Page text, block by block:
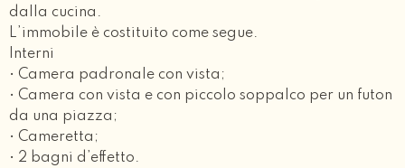
dalla cucina.
L’immobile è costituito come segue.
Interni
• Camera padronale con vista;
• Camera con vista e con piccolo soppalco per un futon
da una piazza;
• Cameretta;
• 2 bagni d’effetto.